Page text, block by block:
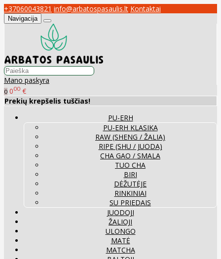
+37060043821 info@arbatospasaulis.lt Kontaktai
Navigacija
Mano paskyra
0 000 €
Prekių krepšelis tuščias!
PU-ERH
PU-ERH KLASIKA
RAW (SHENG / ŽALIA)
RIPE (SHU / JUODA)
CHA GAO / SMALA
TUO CHA
BIRI
DĖŽUTĖJE
RINKINIAI
SU PRIEDAIS
JUODOJI
ŽALIOJI
ULONGO
MATĖ
MATCHA